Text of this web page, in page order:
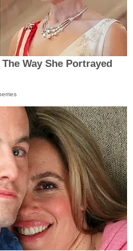
Way She Portrayed